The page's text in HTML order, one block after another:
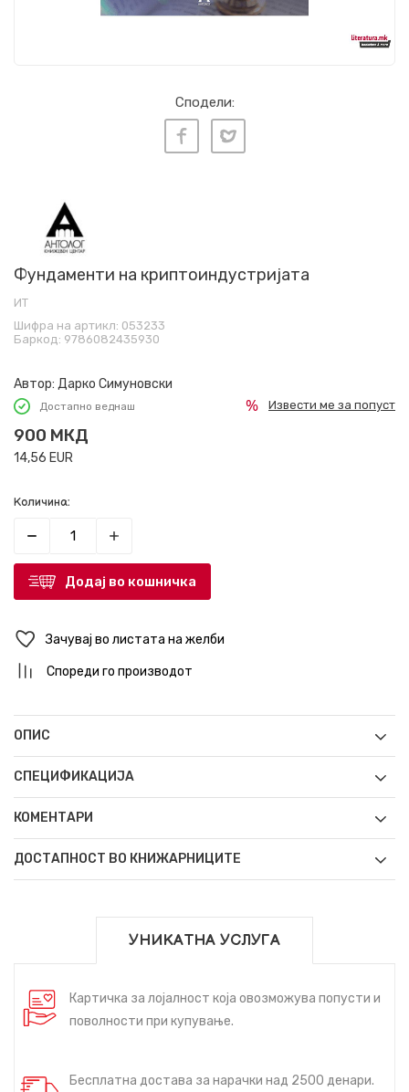
Сподели:
Фундаменти на криптоиндустријата
ИТ
Шифра на артикл: 053233
Баркод: 9786082435930
Автор: Дарко Симуновски
Достапно веднаш
900 МКД
14,56 EUR
Извести ме за попуст
Количина:
Додај во кошничка
Зачувај во листата на желби
Спореди го производот
ОПИС
СПЕЦИФИКАЦИЈА
КОМЕНТАРИ
ДОСТАПНОСТ ВО КНИЖАРНИЦИТЕ
УНИКАТНА УСЛУГА
Картичка за лојалност која овозможува попусти и
поволности при купување.
Бесплатна достава за нарачки над 2500 денари.